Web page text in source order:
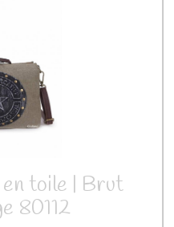
en toile | Brut
80112